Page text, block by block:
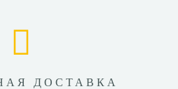
ДОСТАВКА